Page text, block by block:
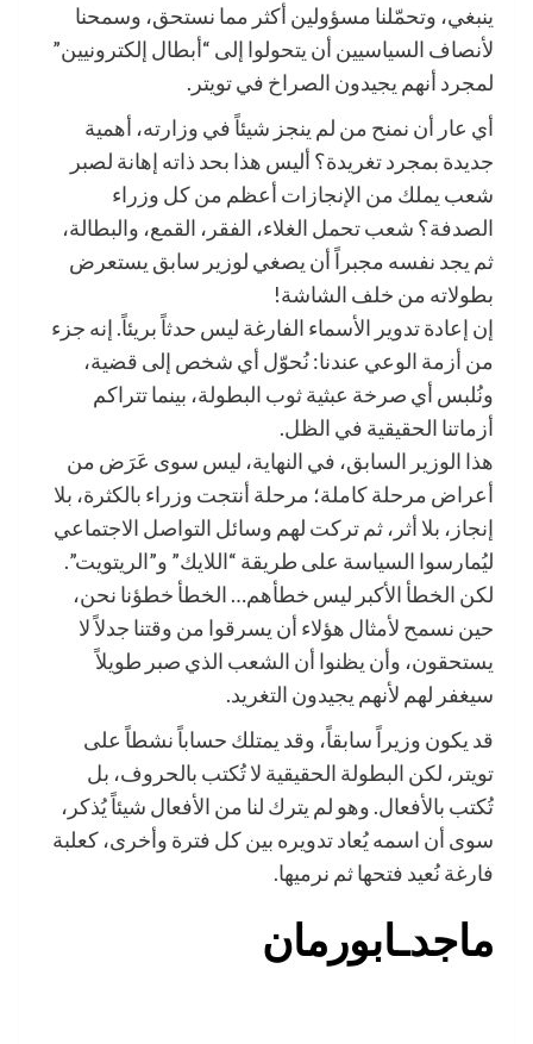
ينبغي، وتحمّلنا مسؤولين أكثر مما نستحق، وسمحنا
لأنصاف السياسيين أن يتحولوا إلى “أبطال إلكترونيين”
لمجرد أنهم يجيدون الصراخ في تويتر.
أي عار أن نمنح من لم ينجز شيئاً في وزارته، أهمية
جديدة بمجرد تغريدة؟ أليس هذا بحد ذاته إهانة لصبر
شعب يملك من الإنجازات أعظم من كل وزراء
الصدفة؟ شعب تحمل الغلاء، الفقر، القمع، والبطالة،
ثم يجد نفسه مجبراً أن يصغي لوزير سابق يستعرض
بطولاته من خلف الشاشة!
إن إعادة تدوير الأسماء الفارغة ليس حدثاً بريئاً. إنه جزء
من أزمة الوعي عندنا: نُحوّل أي شخص إلى قضية،
ونُلبس أي صرخة عبثية ثوب البطولة، بينما تتراكم
أزماتنا الحقيقية في الظل.
هذا الوزير السابق، في النهاية، ليس سوى عَرَض من
أعراض مرحلة كاملة؛ مرحلة أنتجت وزراء بالكثرة، بلا
إنجاز، بلا أثر، ثم تركت لهم وسائل التواصل الاجتماعي
ليُمارسوا السياسة على طريقة “اللايك” و”الريتويت”.
لكن الخطأ الأكبر ليس خطأهم… الخطأ خطؤنا نحن،
حين نسمح لأمثال هؤلاء أن يسرقوا من وقتنا جدلاً لا
يستحقون، وأن يظنوا أن الشعب الذي صبر طويلاً
سيغفر لهم لأنهم يجيدون التغريد.
قد يكون وزيراً سابقاً، وقد يمتلك حساباً نشطاً على
تويتر، لكن البطولة الحقيقية لا تُكتب بالحروف، بل
تُكتب بالأفعال. وهو لم يترك لنا من الأفعال شيئاً يُذكر،
سوى أن اسمه يُعاد تدويره بين كل فترة وأخرى، كعلبة
فارغة نُعيد فتحها ثم نرميها.
ماجدـابورمان